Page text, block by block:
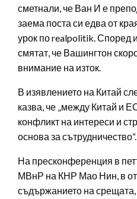
сметнали, че Ван И е
заема поста си едва от
урок по realpolitik. Според
смятат, че Вашингтон
внимание на изток.
В изявлението на Китай
казва, че „между Китай и
конфликт на интереси и
основа за сътрудничество“.
На пресконференция в
МВнР на КНР Мао Нин, в
съдържанието на